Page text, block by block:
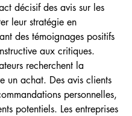
décisif des avis sur les
leur stratégie en
des témoignages positifs
aux critiques.
recherchent la
un achat. Des avis clients
personnelles,
potentiels. Les entreprises